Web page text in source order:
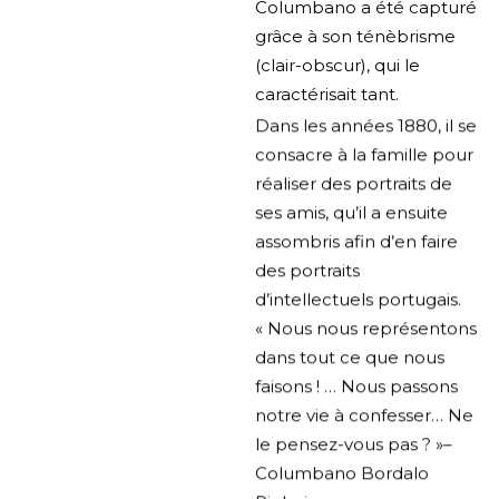
grâce à son ténèbrisme
(clair-obscur), qui le
caractérisait tant.
Dans les années 1880, il se
consacre à la famille pour
réaliser des portraits de
ses amis, qu’il a ensuite
assombris afin d’en faire
des portraits
d’intellectuels portugais.
« Nous nous représentons
dans tout ce que nous
faisons ! … Nous passons
notre vie à confesser… Ne
le pensez-vous pas ? »–
Columbano Bordalo